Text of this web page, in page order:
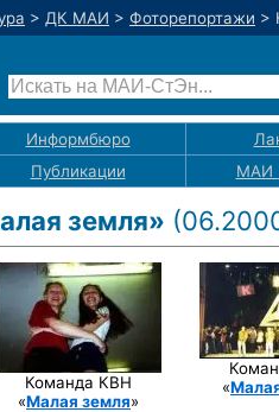
> ДК МАИ > Фоторепортажи >
Информбюро
Публикации МАИ
земля»
Команда КВН
«Малая земля»
«